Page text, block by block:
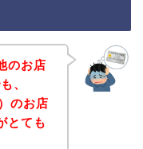
のお店
、
のお店
とても